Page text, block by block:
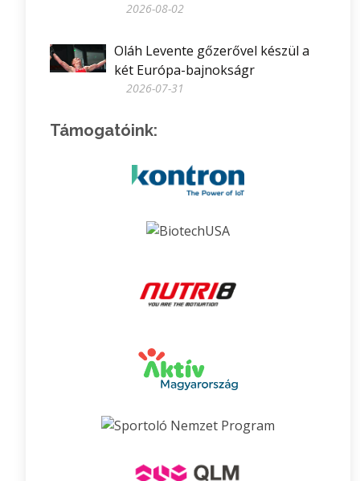
2026-08-02
Oláh Levente gőzerővel készül a
két Európa-bajnokságr
2026-07-31
Támogatóink: